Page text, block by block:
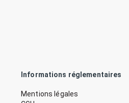
Informations réglementaires
Mentions légales